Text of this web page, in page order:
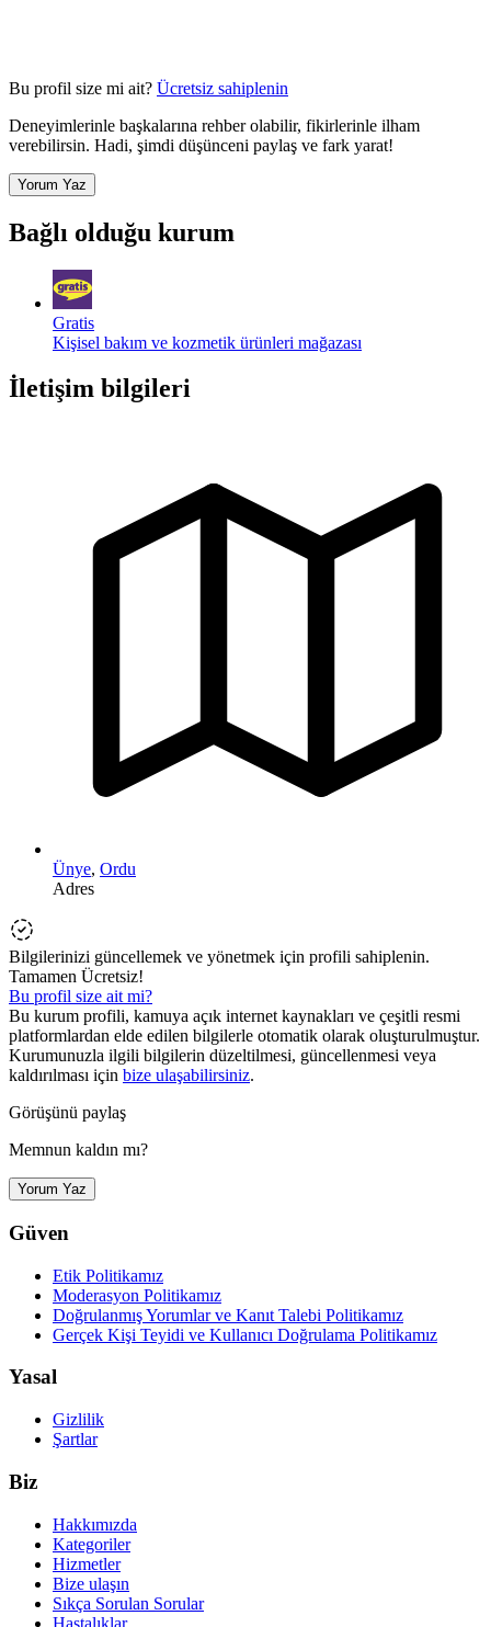
Bu profil size mi ait? Ücretsiz sahiplenin
Deneyimlerinle başkalarına rehber olabilir, fikirlerinle ilham
verebilirsin. Hadi, şimdi düşünceni paylaş ve fark yarat!
Yorum Yaz
Bağlı olduğu kurum
Gratis
Kişisel bakım ve kozmetik ürünleri mağazası
İletişim bilgileri
Ünye, Ordu
Adres
Bilgilerinizi güncellemek ve yönetmek için profili sahiplenin.
Tamamen Ücretsiz!
Bu profil size ait mi?
Bu kurum profili, kamuya açık internet kaynakları ve çeşitli resmi
platformlardan elde edilen bilgilerle otomatik olarak oluşturulmuştur.
Kurumunuzla ilgili bilgilerin düzeltilmesi, güncellenmesi veya
kaldırılması için bize ulaşabilirsiniz.
Görüşünü paylaş
Memnun kaldın mı?
Yorum Yaz
Güven
Etik Politikamız
Moderasyon Politikamız
Doğrulanmış Yorumlar ve Kanıt Talebi Politikamız
Gerçek Kişi Teyidi ve Kullanıcı Doğrulama Politikamız
Yasal
Gizlilik
Şartlar
Biz
Hakkımızda
Kategoriler
Hizmetler
Bize ulaşın
Sıkça Sorulan Sorular
Hastalıklar